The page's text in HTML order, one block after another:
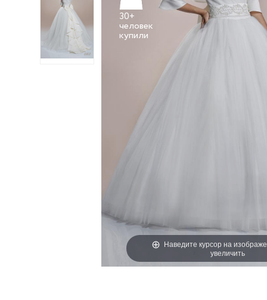
Наведите курсор на
увеличить
30+
человек